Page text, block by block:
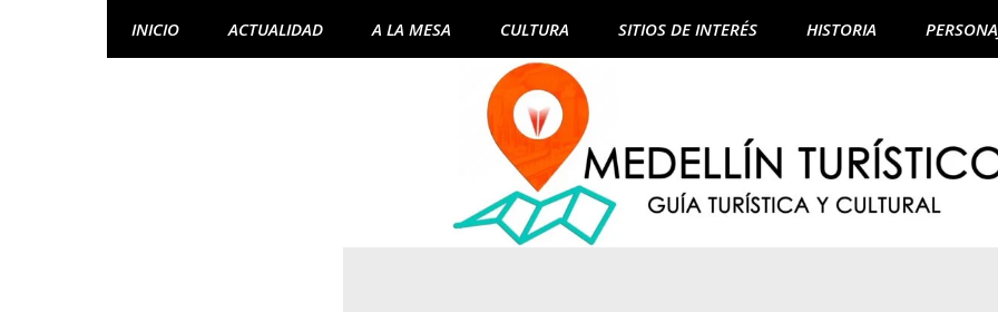
INICIO ACTUALIDAD A LA MESA CULTURA SITIOS DE INTERÉS HISTORIA